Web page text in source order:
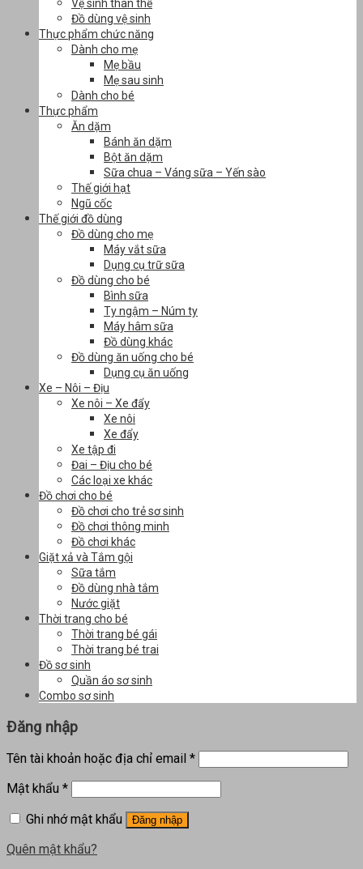
Vệ sinh thân thể
Đồ dùng vệ sinh
Thực phẩm chức năng
Dành cho mẹ
Mẹ bầu
Mẹ sau sinh
Dành cho bé
Thực phẩm
Ăn dặm
Bánh ăn dặm
Bột ăn dặm
Sữa chua – Váng sữa – Yến sào
Thế giới hạt
Ngũ cốc
Thế giới đồ dùng
Đồ dùng cho mẹ
Máy vắt sữa
Dụng cụ trữ sữa
Đồ dùng cho bé
Bình sữa
Ty ngậm – Núm ty
Máy hâm sữa
Đồ dùng khác
Đồ dùng ăn uống cho bé
Dụng cụ ăn uống
Xe – Nôi – Địu
Xe nôi – Xe đẩy
Xe nôi
Xe đẩy
Xe tập đi
Đai – Địu cho bé
Các loại xe khác
Đồ chơi cho bé
Đồ chơi cho trẻ sơ sinh
Đồ chơi thông minh
Đồ chơi khác
Giặt xả và Tắm gội
Sữa tắm
Đồ dùng nhà tắm
Nước giặt
Thời trang cho bé
Thời trang bé gái
Thời trang bé trai
Đồ sơ sinh
Quần áo sơ sinh
Combo sơ sinh
Đăng nhập
Tên tài khoản hoặc địa chỉ email *
Mật khẩu *
Ghi nhớ mật khẩu
Đăng nhập
Quên mật khẩu?